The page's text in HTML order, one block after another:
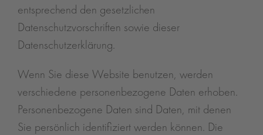
entsprechend den gesetzlichen
Datenschutzvorschriften sowie dieser
Datenschutzerklärung.
Wenn Sie diese Website benutzen, werden
verschiedene personenbezogene Daten erhoben.
Personenbezogene Daten sind Daten, mit denen
Sie persönlich identifiziert werden können. Die